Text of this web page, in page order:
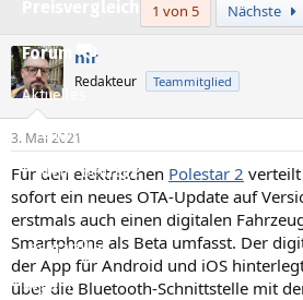
Forum
Aktuelles
Empfohlene Inhalte
Neue Beiträge
Neueste Aktivitäten
Leserartikel
Regeln
l
l
e
r
t
m
1 von 5
Nächste
nlr
Redakteur Teammitglied
3. Mai 2021
Für den elektrischen Polestar 2
sofort ein neues OTA-Update auf
erstmals auch einen digitalen
Smartphone als Beta umfasst. Der
der App für Android und iOS
über die Bluetooth-Schnittstelle mit